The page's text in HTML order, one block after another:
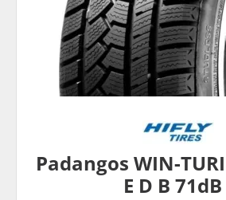
Padangos WIN-
E D B